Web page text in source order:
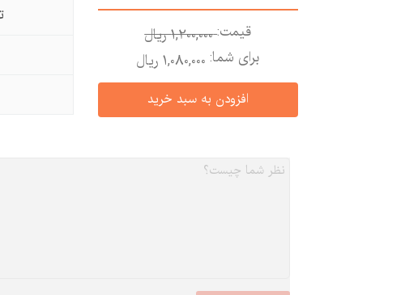
قیمت:1,200,000 ريال
برای شما: 1,080,000 ريال